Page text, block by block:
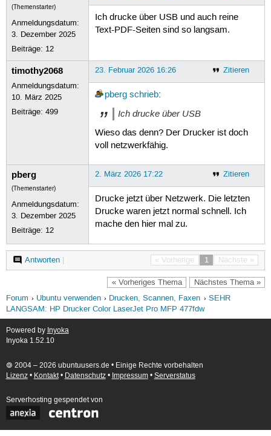
(Themenstarter)
Anmeldungsdatum:
3. Dezember 2025
Beiträge: 12
Ich drucke über USB und auch reine
Text-PDF-Seiten sind so langsam.
timothy2068
Anmeldungsdatum:
10. März 2025
Beiträge:499
Zitieren
23. Februar 2026 16:26
pberg schrieb:
Ich drucke über USB
Wieso das denn? Der Drucker ist doch
voll netzwerkfähig.
pberg
(Themenstarter)
Anmeldungsdatum:
3. Dezember 2025
Beiträge: 12
Zitieren
2. März 2026 17:22
Drucke jetzt über Netzwerk. Die letzten
Drucke waren jetzt normal schnell. Ich
mache den hier mal zu.
« Vorherige 1 Nächste »
Antworten|
« Vorheriges Thema Nächstes Thema »
Forum Ubuntu verwenden Drucken, Scannen, Faxen
SEHR
LANGSAM: HP Drucker Color LaserJet Pro MFP 477fdw
Powered by Inyoka
Inyoka 1.52.10
🄯 2004 – 2026 ubuntuusers.de • Einige Rechte vorbehalten
Lizenz• Kontakt• Datenschutz• Impressum• Serverstatus
Serverhosting gespendet von